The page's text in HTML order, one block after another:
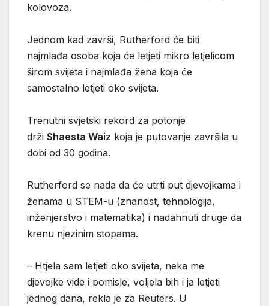
kolovoza.
Jednom kad završi, Rutherford će biti
najmlađa osoba koja će letjeti mikro letjelicom
širom svijeta i najmlađa žena koja će
samostalno letjeti oko svijeta.
Trenutni svjetski rekord za potonje
drži Shaesta Waiz koja je putovanje završila u
dobi od 30 godina.
Rutherford se nada da će utrti put djevojkama i
ženama u STEM-u (znanost, tehnologija,
inženjerstvo i matematika) i nadahnuti druge da
krenu njezinim stopama.
– Htjela sam letjeti oko svijeta, neka me
djevojke vide i pomisle, voljela bih i ja letjeti
jednog dana, rekla je za Reuters. U